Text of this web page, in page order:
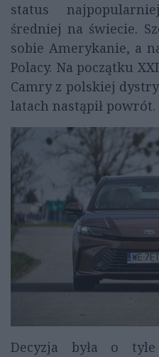
status
średniej na świecie.
sobie Amerykanie, a
Polacy. Na początku
Camry z polskiej
latach nastąpił powrót.
Decyzja była o